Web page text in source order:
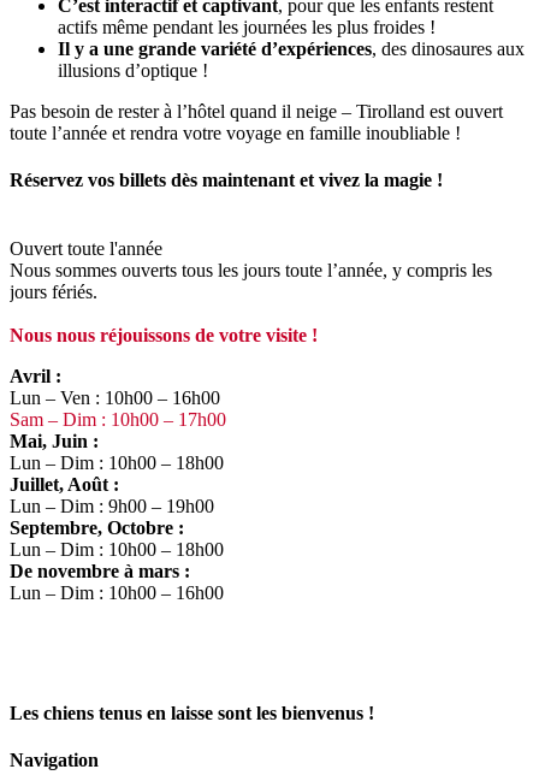
C’est interactif et captivant, pour que les enfants restent
actifs même pendant les journées les plus froides !
Il y a une grande variété d’expériences, des dinosaures aux
illusions d’optique !
Pas besoin de rester à l’hôtel quand il neige – Tirolland est ouvert
toute l’année et rendra votre voyage en famille inoubliable !
Réservez vos billets dès maintenant et vivez la magie !
Ouvert toute l'année
Nous sommes ouverts tous les jours toute l’année, y compris les
jours fériés.
Nous nous réjouissons de votre visite !
Avril :
Lun – Ven : 10h00 – 16h00
Sam – Dim : 10h00 – 17h00
Mai, Juin :
Lun – Dim : 10h00 – 18h00
Juillet, Août :
Lun – Dim : 9h00 – 19h00
Septembre, Octobre :
Lun – Dim : 10h00 – 18h00
De novembre à mars :
Lun – Dim : 10h00 – 16h00
Les chiens tenus en laisse sont les bienvenus !
Navigation